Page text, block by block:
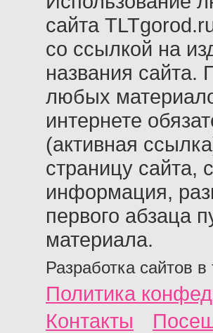
сайта
со ссылкой на
названия сайта.
любых
интернете
(активная
страницу сайта,
информация,
первого абзаца
материала.
Разработка сайтов в
Политика
Контакты